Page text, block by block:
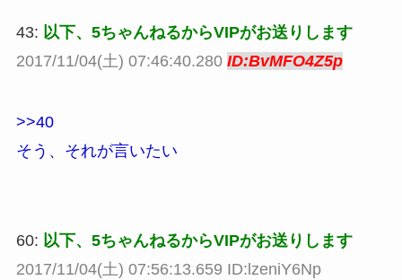
43: 以下、5ちゃんねるからVIPがお送りします
2017/11/04(土) 07:46:40.280 ID:BvMFO4Z5p
>>40
そう、それが言いたい
60: 以下、5ちゃんねるからVIPがお送りします
2017/11/04(土) 07:56:13.659 ID:lzeniY6Np